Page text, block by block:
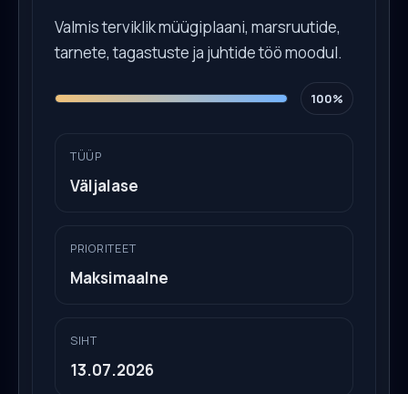
Valmis terviklik müügiplaani, marsruutide,
tarnete, tagastuste ja juhtide töö moodul.
100%
TÜÜP
Väljalase
PRIORITEET
Maksimaalne
SIHT
13.07.2026